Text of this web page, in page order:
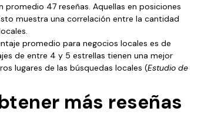
promedio 47 reseñas. Aquellas en posiciones
muestra una correlación entre la cantidad
promedio para negocios locales es de
de entre 4 y 5 estrellas tienen una mejor
lugares de las búsquedas locales​ (Estudio de
más reseñas